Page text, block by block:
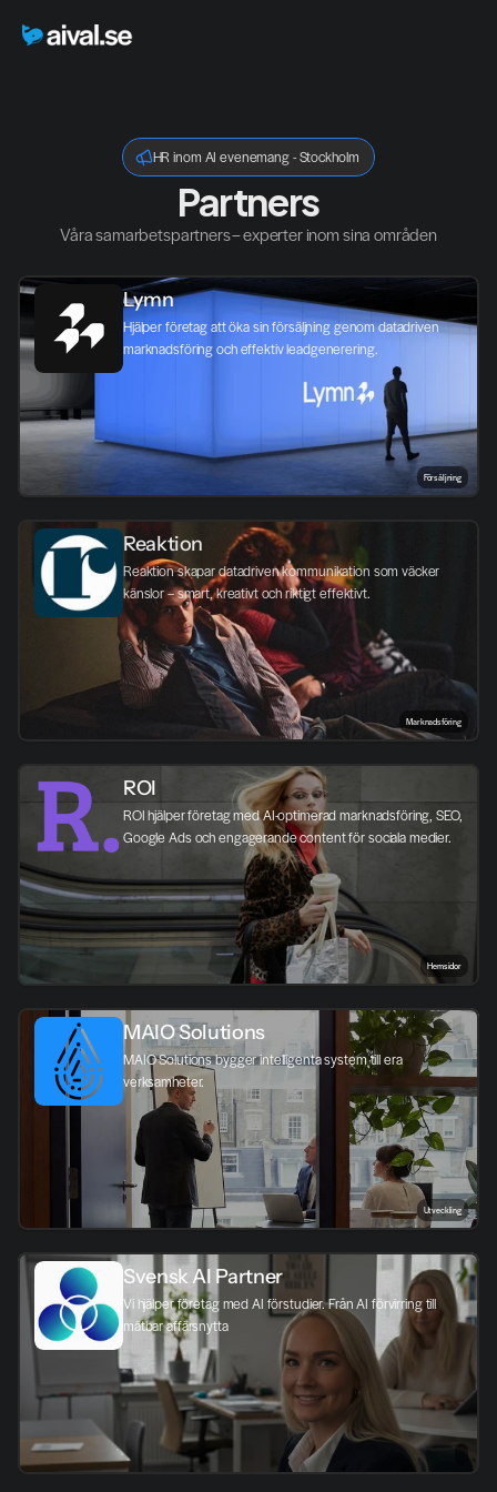
Partners
Våra samarbetspartners – experter inom sina områden
HR inom AI evenemang - Stockholm
Lymn
Hjälper företag att öka sin försäljning genom datadriven
marknadsföring och effektiv leadgenerering.
Försäljning
Reaktion
Reaktion skapar datadriven kommunikation som väcker
känslor – smart, kreativt och riktigt effektivt.
Marknadsföring
ROI
ROI hjälper företag med AI-optimerad marknadsföring, SEO,
Google Ads och engagerande content för sociala medier.
Hemsidor
MAIO Solutions
MAIO Solutions bygger intelligenta system till era
verksamheter.
Utveckling
Svensk AI Partner
Vi hjälper företag med AI förstudier. Från AI förvirring till
mätbar affärsnytta